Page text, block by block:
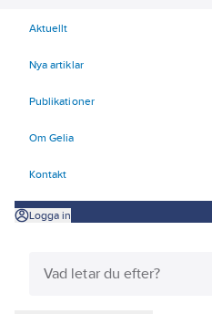
Aktuellt
Nya artiklar
Publikationer
Om Gelia
Kontakt
Logga in